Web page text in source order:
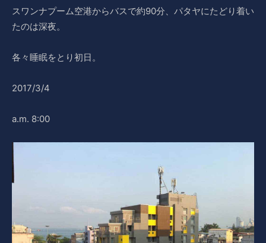
スワンナプーム空港からバスで約90分、パタヤにたどり着い
たのは深夜。
各々睡眠をとり初日。
2017/3/4
a.m. 8:00